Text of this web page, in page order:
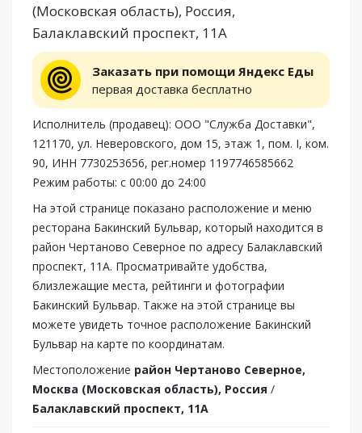
(Московская область), Россия,
Балаклавский проспект, 11А
Заказать при помощи Яндекс Еды
первая доставка бесплатно
Исполнитель (продавец): ООО "Служба Доставки",
121170, ул. Неверовского, дом 15, этаж 1, пом. I, ком.
90, ИНН 7730253656, рег.номер 1197746585662
Режим работы: с 00:00 до 24:00
На этой странице показано расположение и меню
ресторана Бакинский Бульвар, который находится в
район Чертаново Северное по адресу Балаклавский
проспект, 11А. Просматривайте удобства,
близлежащие места, рейтинги и фотографии
Бакинский Бульвар. Также на этой странице вы
можете увидеть точное расположение Бакинский
Бульвар на карте по координатам.
Местоположение район Чертаново Северное,
Москва (Московская область), Россия /
Балаклавский проспект, 11А